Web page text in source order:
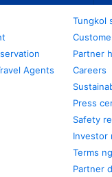
Agents
Tungkol
Partner
Careers
Press
Safety
Investor
Terms
Partner